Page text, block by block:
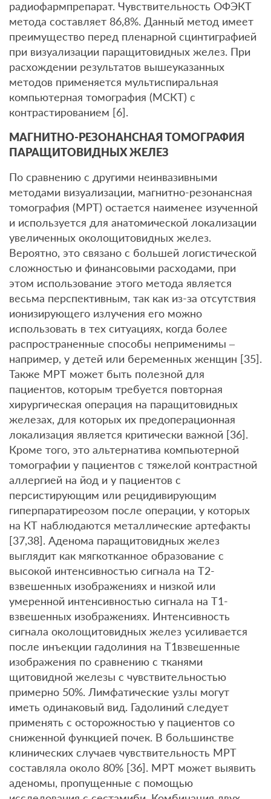
радиофармпрепарат. Чувствительность ОФЭКТ
метода составляет 86,8%. Данный метод имеет
преимущество перед пленарной сцинтиграфией
при визуализации паращитовидных желез. При
расхождении результатов вышеуказанных
методов применяется мультиспиральная
компьютерная томография (МСКТ) с
контрастированием [6].
МАГНИТНО-РЕЗОНАНСНАЯ ТОМОГРАФИЯ
ПАРАЩИТОВИДНЫХ ЖЕЛЕЗ
По сравнению с другими неинвазивными
методами визуализации, магнитно-резонансная
томография (МРТ) остается наименее изученной
и используется для анатомической локализации
увеличенных околощитовидных желез.
Вероятно, это связано с большей логистической
сложностью и финансовыми расходами, при
этом использование этого метода является
весьма перспективным, так как из-за отсутствия
ионизирующего излучения его можно
использовать в тех ситуациях, когда более
распространенные способы неприменимы –
например, у детей или беременных женщин [35].
Также МРТ может быть полезной для
пациентов, которым требуется повторная
хирургическая операция на паращитовидных
железах, для которых их предоперационная
локализация является критически важной [36].
Кроме того, это альтернатива компьютерной
томографии у пациентов с тяжелой контрастной
аллергией на йод и у пациентов с
персистирующим или рецидивирующим
гиперпаратиреозом после операции, у которых
на КТ наблюдаются металлические артефакты
[37,38]. Аденома паращитовидных желез
выглядит как мягкотканное образование с
высокой интенсивностью сигнала на T2-
взвешенных изображениях и низкой или
умеренной интенсивностью сигнала на T1-
взвешенных изображениях. Интенсивность
сигнала околощитовидных желез усиливается
после инъекции гадолиния на T1взвешенные
изображения по сравнению с тканями
щитовидной железы с чувствительностью
примерно 50%. Лимфатические узлы могут
иметь одинаковый вид. Гадолиний следует
применять с осторожностью у пациентов со
сниженной функцией почек. В большинстве
клинических случаев чувствительность МРТ
составляла около 80% [36]. МРТ может выявить
аденомы, пропущенные с помощью